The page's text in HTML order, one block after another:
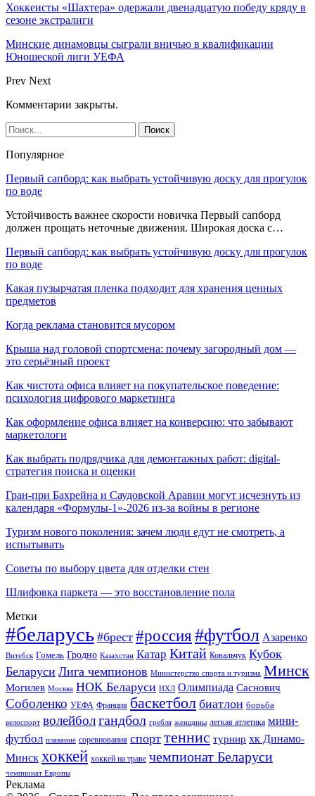
Хоккеисты «Шахтера» одержали двенадцатую победу кряду в
сезоне экстралиги
Минские динамовцы сыграли вничью в квалификации
Юношеской лиги УЕФА
Prev Next
Комментарии закрыты.
Популярное
Первый сапборд: как выбрать устойчивую доску для прогулок
по воде
Устойчивость важнее скорости новичка Первый сапборд
должен прощать неточные движения. Широкая доска с…
Первый сапборд: как выбрать устойчивую доску для прогулок
по воде
Какая пузырчатая пленка подходит для хранения ценных
предметов
Когда реклама становится мусором
Крыша над головой спортсмена: почему загородный дом —
это серьёзный проект
Как чистота офиса влияет на покупательское поведение:
психология цифрового маркетинга
Как оформление офиса влияет на конверсию: что забывают
маркетологи
Как выбрать подрядчика для демонтажных работ: digital-
стратегия поиска и оценки
Гран-при Бахрейна и Саудовской Аравии могут исчезнуть из
календаря «Формулы-1»-2026 из-за войны в регионе
Туризм нового поколения: зачем люди едут не смотреть, а
испытывать
Советы по выбору цвета для отделки стен
Шлифовка паркета — это восстановление пола
Метки
#беларусь #брест #россия#футбол Азаренко
Витебск Гомель Гродно Казахстан Катар Китай Ковальчук Кубок
Беларуси Лига чемпионов Министерство спорта и туризма Минск
Могилев Москва НОК Беларуси НХЛ Олимпиада Саснович
Соболенко УЕФА Франция баскетбол биатлон борьба
велоспорт волейболгандбол гребля женщины легкая атлетика мини-
футбол плавание соревнования спорт теннис турнир хк Динамо-
Минск хоккей хоккей на траве чемпионат Беларуси
чемпионат Европы
Реклама